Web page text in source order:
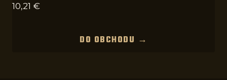
10,21 €
DO OBCHODU →